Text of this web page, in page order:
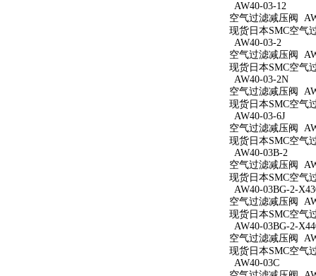
AW40-03-12
空气过滤减压阀
现货日本SMC空气
AW40-03-2
空气过滤减压阀
现货日本SMC空气
AW40-03-2N
空气过滤减压阀
现货日本SMC空气
AW40-03-6J
空气过滤减压阀
现货日本SMC空气
AW40-03B-2
空气过滤减压阀
现货日本SMC空气
AW40-03BG-2-
空气过滤减压阀
现货日本SMC空气
AW40-03BG-2-
空气过滤减压阀
现货日本SMC空气
AW40-03C